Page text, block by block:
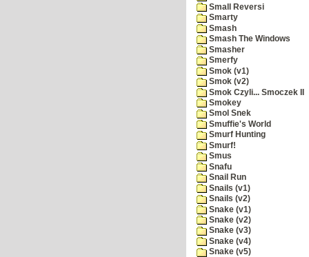
Small Reversi
Smarty
Smash
Smash The Windows
Smasher
Smerfy
Smok (v1)
Smok (v2)
Smok Czyli... Smoczek II
Smokey
Smol Snek
Smuffie's World
Smurf Hunting
Smurf!
Smus
Snafu
Snail Run
Snails (v1)
Snails (v2)
Snake (v1)
Snake (v2)
Snake (v3)
Snake (v4)
Snake (v5)